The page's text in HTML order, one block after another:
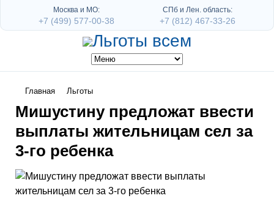
Главная Льготы
Мишустину предложат ввести
выплаты жительницам сел за
3-го ребенка
Москва и МО:
+7 (499) 577-00-38
СПб и Лен. область:
+7 (812) 467-33-26